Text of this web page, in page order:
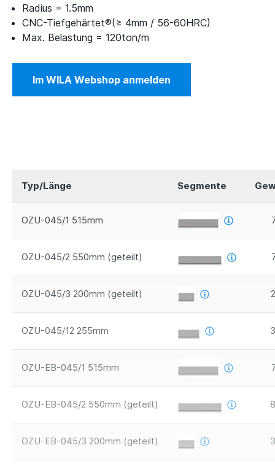
Radius = 1.5mm
CNC-Tiefgehärtet®(≥ 4mm / 56-60HRC)
Max. Belastung = 120ton/m
Im WILA Webshop anmelden
Typ/Länge Segmente
OZU-045/1 515mm
OZU-045/2 550mm (geteilt)
OZU-045/3 200mm (geteilt)
OZU-045/12 255mm
OZU-EB-045/1 515mm
OZU-EB-045/2 550mm (geteilt)
OZU-EB-045/3 200mm (geteilt)